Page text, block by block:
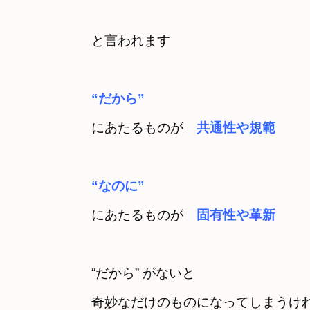
と言われます
“だから”
にあたるものが
“なのに”
にあたるものが
固有性や革新
“だから” がないと
奇妙なだけのものになってしまうけ